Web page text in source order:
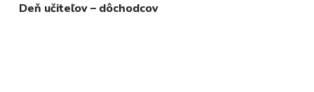
Deň učiteľov – dôchodcov